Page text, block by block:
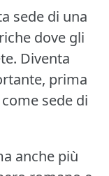
sede di una
dove gli
Diventa
prima
sede di
anche più